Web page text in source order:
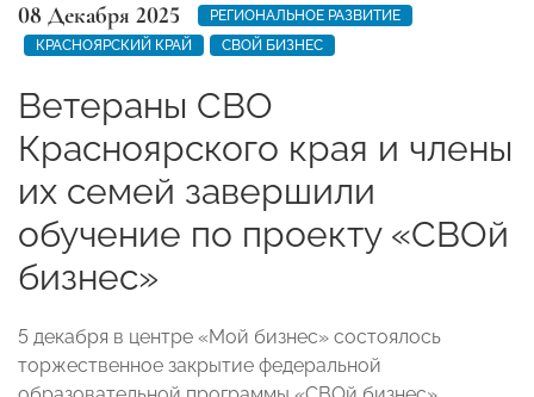
08 Декабря 2025
РЕГИОНАЛЬНОЕ РАЗВИТИЕ
КРАСНОЯРСКИЙ КРАЙ
СВОЙ БИЗНЕС
Ветераны СВО
Красноярского края и члены
их семей завершили
обучение по проекту «СВОй
бизнес»
5 декабря в центре «Мой бизнес» состоялось
торжественное закрытие федеральной